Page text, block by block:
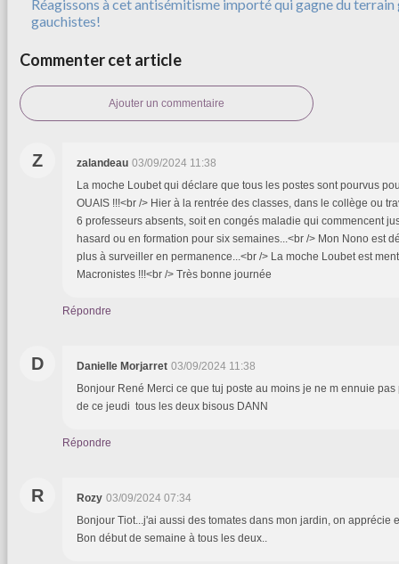
Réagissons à cet antisémitisme importé qui gagne du terrain
gauchistes!
Commenter cet article
Ajouter un commentaire
Z zalandeau 03/09/2024 11:38
La moche Loubet qui déclare que tous les postes sont pourvus
OUAIS !!!<br /> Hier à la rentrée des classes, dans le collège ou
6 professeurs absents, soit en congés maladie qui commencent
hasard ou en formation pour six semaines...<br /> Mon Nono est
plus à surveiller en permanence...<br /> La moche Loubet est
Macronistes !!!<br /> Très bonne journée
Répondre
D Danielle Morjarret 03/09/2024 11:38
Bonjour René Merci ce que tuj poste au moins je ne m ennuie
de ce jeudi tous les deux bisous DANN
Répondre
R Rozy 03/09/2024 07:34
Bonjour Tiot...j'ai aussi des tomates dans mon jardin, on apprécie
Bon début de semaine à tous les deux..